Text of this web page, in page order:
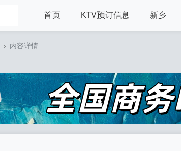
首页 KTV预订信息 新乡
› 内容详情